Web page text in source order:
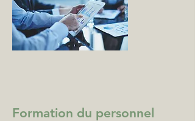
Formation du personnel